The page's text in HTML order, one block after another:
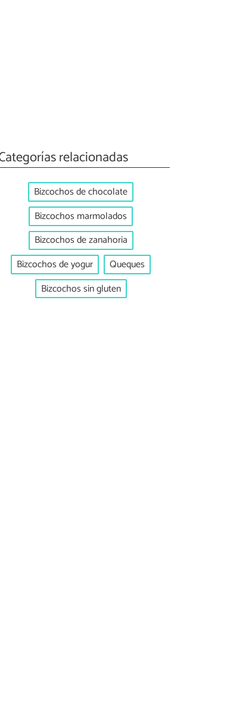
relacionadas
Bizcochos de chocolate
Bizcochos marmolados
Bizcochos de zanahoria
Bizcochos de yogur
Queques
Bizcochos sin gluten